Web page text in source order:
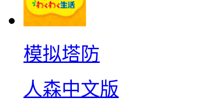
模拟塔防
人森中文版